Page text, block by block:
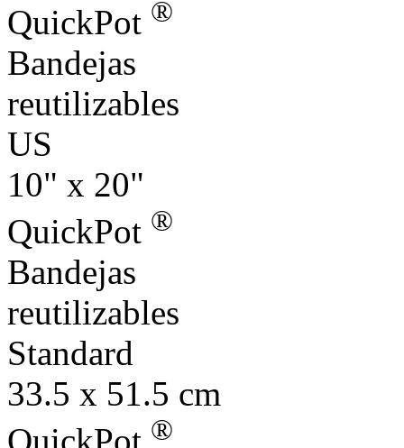
QuickPot ®
Bandejas
reutilizables
US
10" x 20"
QuickPot ®
Bandejas
reutilizables
Standard
33.5 x 51.5 cm
®